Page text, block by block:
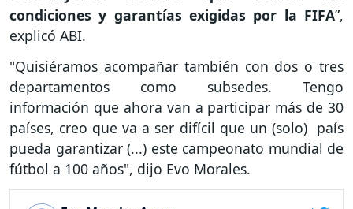
condiciones y garantías exigidas por la FIFA”,
explicó ABI.
"Quisiéramos acompañar también con dos o tres
departamentos como subsedes. Tengo
información que ahora van a participar más de 30
países, creo que va a ser difícil que un (solo) país
pueda garantizar (...) este campeonato mundial de
fútbol a 100 años", dijo Evo Morales.